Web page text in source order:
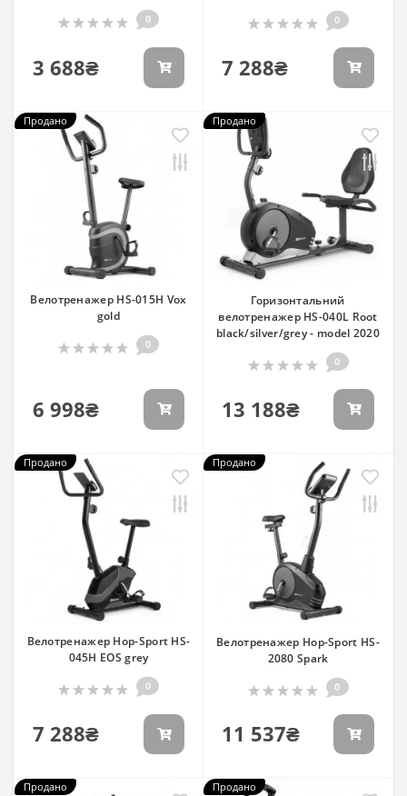
0
3 688₴
0
7 288₴
Продано
Велотренажер HS-015H Vox
gold
0
6 998₴
Продано
Горизонтальний
велотренажер HS-040L Root
black/silver/grey - model 2020
0
13 188₴
Продано
Велотренажер Hop-Sport HS-
045H EOS grey
0
7 288₴
Продано
Велотренажер Hop-Sport HS-
2080 Spark
0
11 537₴
Продано Продано